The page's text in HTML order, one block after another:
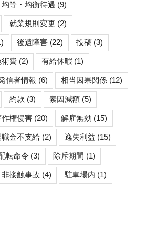
均等・均衡待遇 (9)
就業規則変更 (2)
後遺障害 (22) 投稿 (3)
術費 (2) 有給休暇 (1)
信者情報 (6) 相当因果関係 (12)
約款 (3) 素因減額 (5)
作権侵害 (20) 解雇無効 (15)
職金不支給 (2) 逸失利益 (15)
転命令 (3) 除斥期間 (1)
非接触事故 (4) 駐車場内 (1)